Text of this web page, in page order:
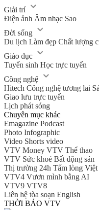
Giải trí
Điện ảnh Âm nhạc Sao
Đời sống
Du lịch Làm đẹp Chất lượng
Giáo dục
Tuyển sinh Học trực tuyến
Công nghệ
Hitech Công nghệ tương lai
Giao lưu trực tuyến
Lịch phát sóng
Chuyên mục khác
Emagazine Podcast
Photo Infographic
Video Shorts video
VTV Money VTV Thể thao
VTV Sức khoẻ Bất động sản
Thị trường 24h Tấm lòng Việt
VTV4 Vươn mình bằng AI
VTV9 VTV8
Liên hệ tòa soạn English
THỜI BÁO VTV